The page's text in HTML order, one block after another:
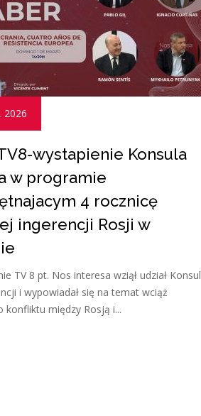
2026
TV8-wystapienie Konsula
w programie
4 rocznicę
ingerencji Rosji w
TV 8 pt. Nos interesa wziął udział Konsul
i wypowiadał się na temat wciąż
konfliktu między Rosją i...